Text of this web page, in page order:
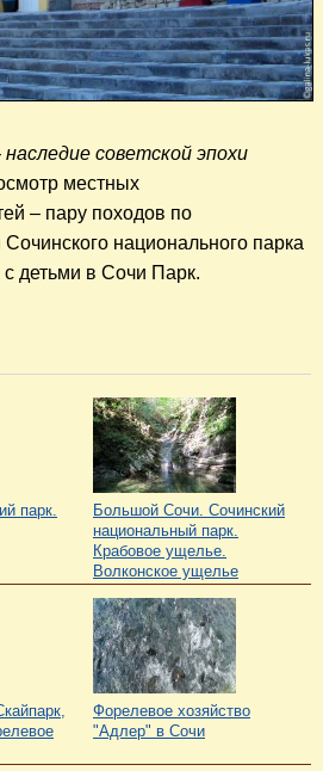
советской эпохи
местных
– пару походов по
национального парка
с детьми в Сочи Парк.
парк.
Большой Сочи. Сочинский
национальный парк.
Крабовое ущелье.
Волконское ущелье
Форелевое хозяйство
"Адлер" в Сочи